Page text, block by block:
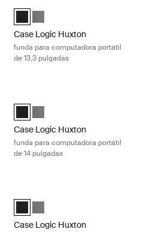
Negro
Sleeve Verde
Sleeve Dark Blue (selected)
Case Logic Huxton 13.3" Laptop
Case Logic Huxton 13.3"
Case Logic Huxton
funda para computadora portátil
de 13,3 pulgadas
Negro
Sleeve Grafito (selected)
Case Logic Huxton 14" Laptop
Case Logic Huxton 14"
Case Logic Huxton
funda para computadora portátil
de 14 pulgadas
Negro
Sleeve Grafito (selected)
Case Logic Huxton 15.6" Laptop
Case Logic Huxton 15.6"
Case Logic Huxton